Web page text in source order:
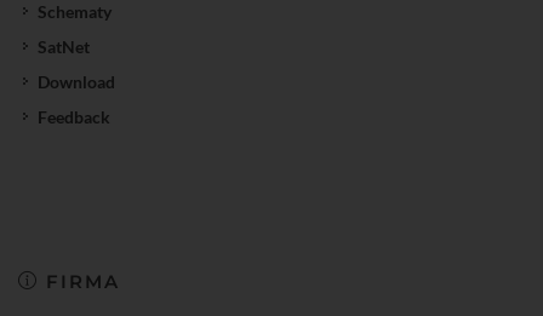
Schematy
SatNet
Download
Feedback
FIRMA